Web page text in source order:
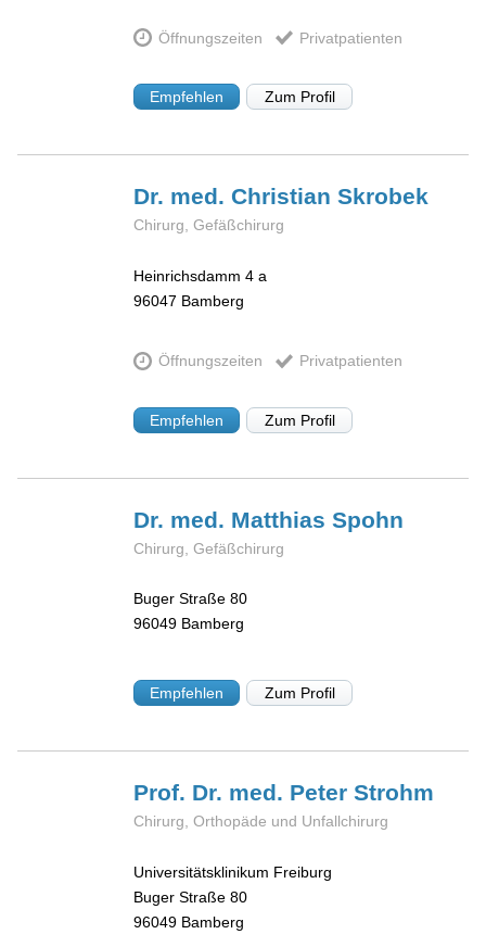
Öffnungszeiten Privatpatienten
Empfehlen Zum Profil
Dr. med. ChristianSkrobek
Chirurg, Gefäßchirurg
Heinrichsdamm 4 a
96047 Bamberg
Öffnungszeiten Privatpatienten
Empfehlen Zum Profil
Dr. med. MatthiasSpohn
Chirurg, Gefäßchirurg
Buger Straße 80
96049 Bamberg
Empfehlen Zum Profil
Prof. Dr. med. PeterStrohm
Chirurg, Orthopäde und Unfallchirurg
Universitätsklinikum Freiburg
Buger Straße 80
96049 Bamberg